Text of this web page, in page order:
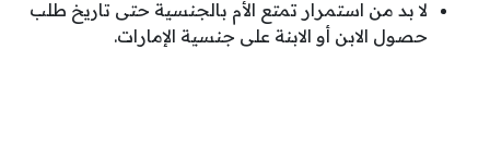
لا بد من استمرار تمتع الأم بالجنسية حتى تاريخ طلب
حصول الابن أو الابنة على جنسية الإمارات.